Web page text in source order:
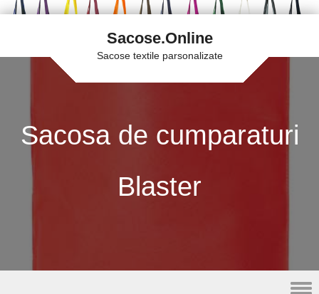
Sacose.Online
Sacose textile parsonalizate
Sacosa de cumparaturi
Blaster